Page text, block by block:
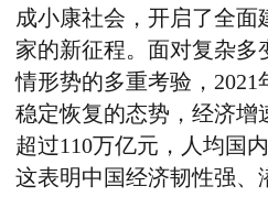
成小康社会，开启了全面
家的新征程。面对复杂多
情形势的多重考验，
稳定恢复的态势，经济增
超过110万亿元，人均国
这表明中国经济韧性强、